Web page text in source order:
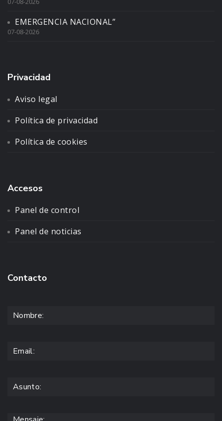
EMERGENCIA NACIONAL”
07-08-2026
Privacidad
Aviso legal
Política de privacidad
Política de cookies
Accesos
Panel de control
Panel de noticias
Contacto